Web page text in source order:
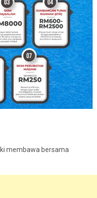
membawa bersama